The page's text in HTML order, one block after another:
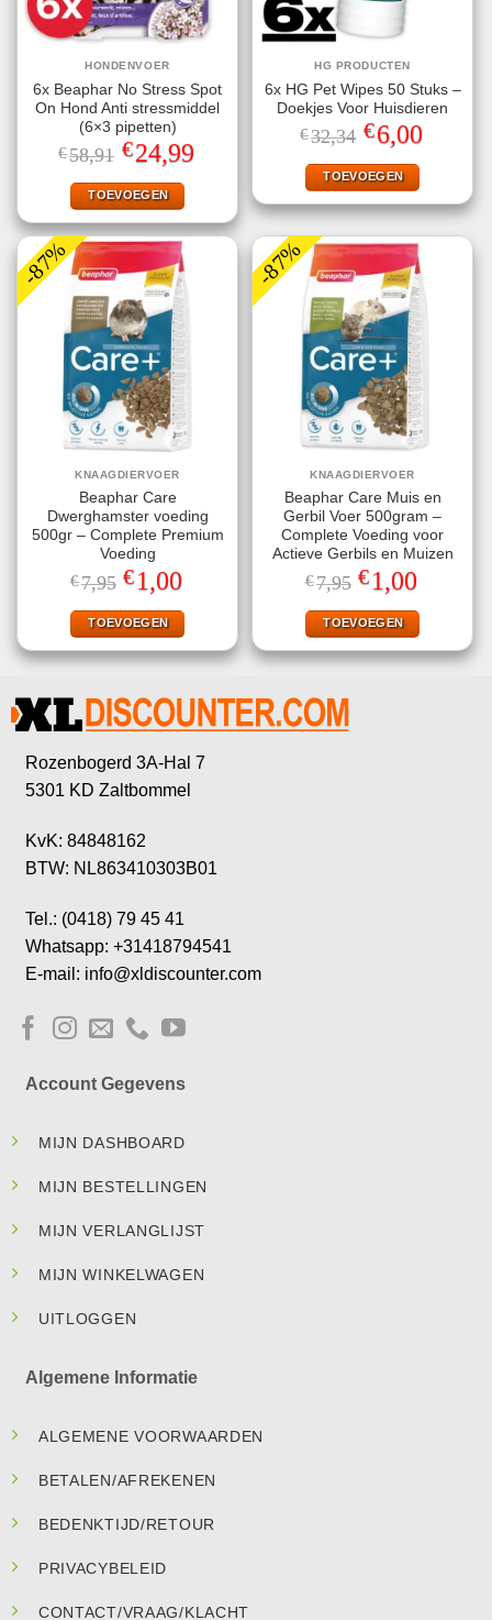
HONDENVOER
6x Beaphar No Stress Spot
On Hond Anti stressmiddel
(6×3 pipetten)
€58,91 Oorspronkelijke
prijs
was:
€58,91.
€24,99Huidige
prijs
TOEVOEGEN
HG PRODUCTEN
6x HG Pet Wipes 50 Stuks –
Doekjes Voor Huisdieren
€32,34 Oorspronkelijke
prijs
was:
€32,34.
€6,00Huidige
prijs
TOEVOEGEN
-87%
KNAAGDIERVOER
Beaphar Care
Dwerghamster voeding
500gr – Complete Premium
Voeding
€7,95 Oorspronkelijke
prijs
was:
€7,95.
€1,00
is:
€1,00.
TOEVOEGEN
-87%
KNAAGDIERVOER
Beaphar Care Muis en
Gerbil Voer 500gram –
Complete Voeding voor
Actieve Gerbils en Muizen
€7,95 Oorspronkelijke
prijs
was:
€7,95.
€1,00
is:
€1,00.
TOEVOEGEN
Rozenbogerd 3A-Hal 7
5301 KD Zaltbommel
KvK: 84848162
BTW: NL863410303B01
Tel.: (0418) 79 45 41
Whatsapp: +31418794541
E-mail: info@xldiscounter.com
Account Gegevens
MIJN DASHBOARD
MIJN BESTELLINGEN
MIJN VERLANGLIJST
MIJN WINKELWAGEN
UITLOGGEN
Algemene Informatie
ALGEMENE VOORWAARDEN
BETALEN/AFREKENEN
BEDENKTIJD/RETOUR
PRIVACYBELEID
CONTACT/VRAAG/KLACHT